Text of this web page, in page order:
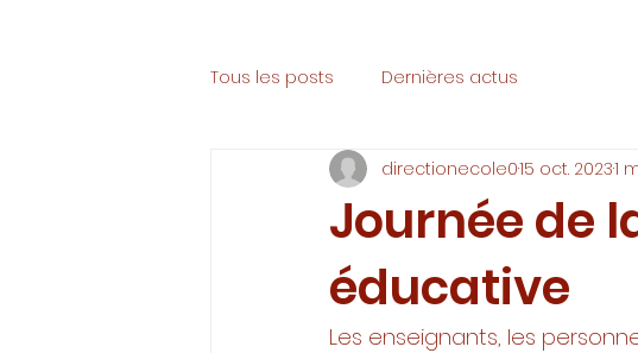
Tous les posts Dernières actus
Journée de
éducative
directionecole015 oct. 20231
Les enseignants, les